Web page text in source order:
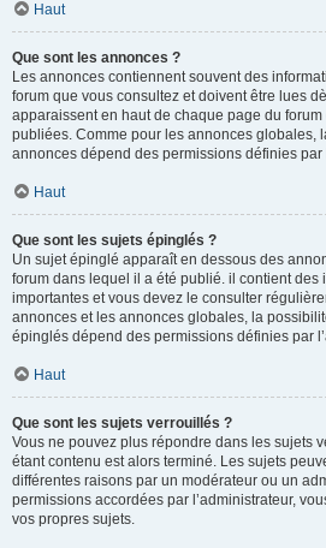
Haut
Que sont les annonces ?
Les annonces contiennent souvent des
forum que vous consultez et doivent être lues
apparaissent en haut de chaque page du
publiées. Comme pour les annonces globales,
annonces dépend des permissions définies par
Haut
Que sont les sujets épinglés ?
Un sujet épinglé apparaît en dessous des
forum dans lequel il a été publié. il contient des
importantes et vous devez le consulter
annonces et les annonces globales, la
épinglés dépend des permissions définies par
Haut
Que sont les sujets verrouillés ?
Vous ne pouvez plus répondre dans les sujets
étant contenu est alors terminé. Les sujets
différentes raisons par un modérateur ou un
permissions accordées par l’administrateur,
vos propres sujets.